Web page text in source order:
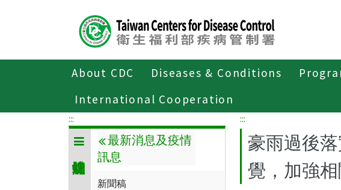
About CDC Diseases & Conditions
International Cooperation
傳染病與防疫專題
:::
最新消息及疫情
訊息
新聞稿
:::
豪雨過後
覺，加強